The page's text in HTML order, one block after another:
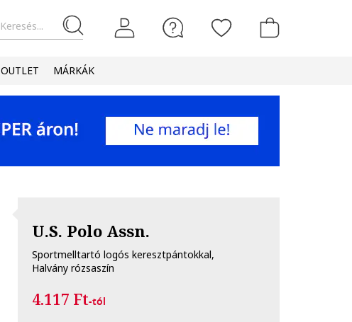
Keresés...
OUTLET MÁRKÁK
U.S. Polo Assn.
Sportmelltartó logós keresztpántokkal,
Halvány rózsaszín
4.117 Ft-tól